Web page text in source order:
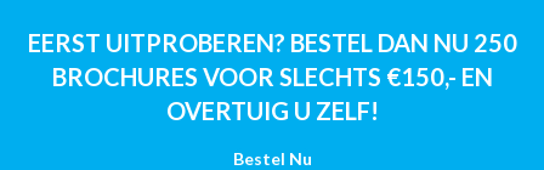
EERST UITPROBEREN? BESTEL DAN NU 250
BROCHURES VOOR SLECHTS €150,- EN
OVERTUIG U ZELF!
Bestel Nu